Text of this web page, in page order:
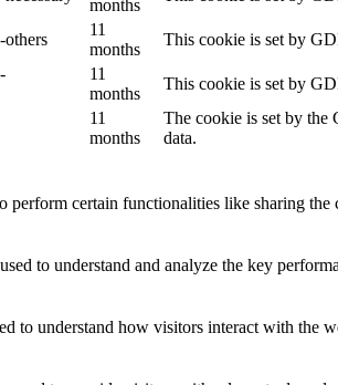
months
11
months
This cookie is set by
11
months
This cookie is set by
11
months
The cookie is set by the
data.
perform certain functionalities like sharing
to understand and analyze the key
to understand how visitors interact with the